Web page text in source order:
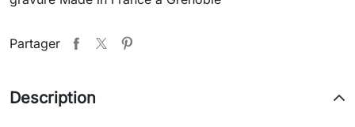
Partager
Description